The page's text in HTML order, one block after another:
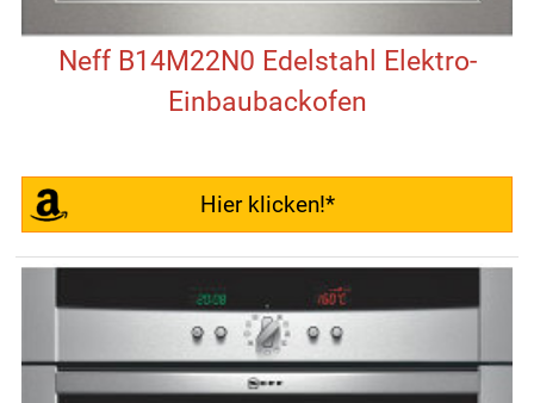
Neff B14M22N0 Edelstahl Elektro-
Einbaubackofen
Hier klicken!*